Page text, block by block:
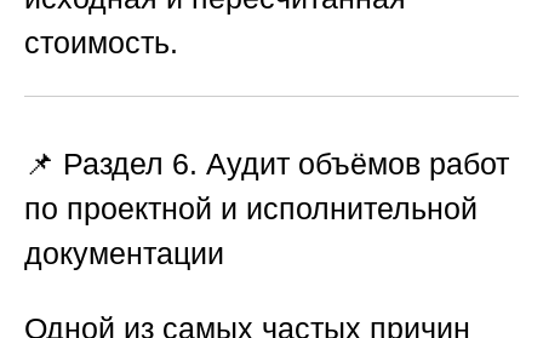
стоимость.
📌 Раздел 6. Аудит объёмов работ
по проектной и исполнительной
документации
Одной из самых частых причин